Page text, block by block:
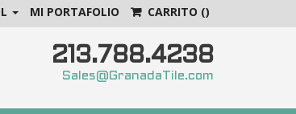
MI PORTAFOLIO CARRITO ()
213.788.4238
Sales@GranadaTile.com